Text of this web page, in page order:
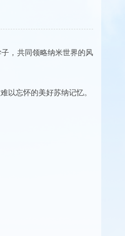
，共同领略纳米世界的风
以忘怀的美好苏纳记忆。